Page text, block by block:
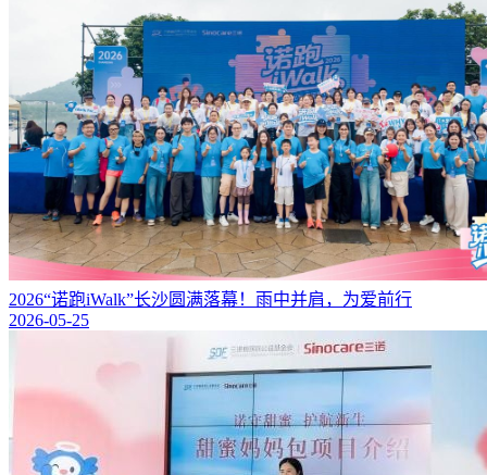
2026“诺跑iWalk”长沙圆满落幕！雨中并肩，为爱前行
2026-05-25